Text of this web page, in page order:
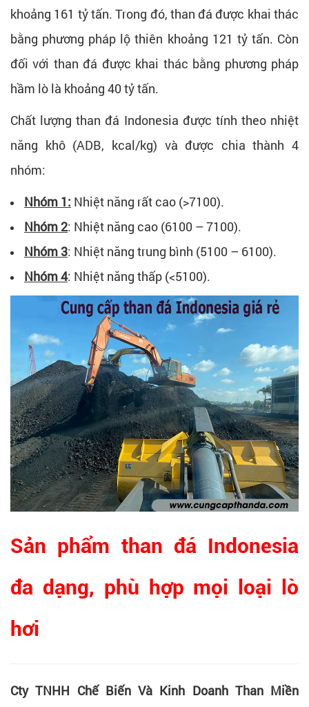
khoảng 161 tỷ tấn. Trong đó, than đá được khai thác
bằng phương pháp lộ thiên khoảng 121 tỷ tấn. Còn
đối với than đá được khai thác bằng phương pháp
hầm lò là khoảng 40 tỷ tấn.
Chất lượng than đá Indonesia được tính theo nhiệt
năng khô (ADB, kcal/kg) và được chia thành 4
nhóm:
Nhóm 1: Nhiệt năng rất cao (>7100).
Nhóm 2: Nhiệt năng cao (6100 – 7100).
Nhóm 3: Nhiệt năng trung bình (5100 – 6100).
Nhóm 4: Nhiệt năng thấp (<5100).
Sản phẩm than đá Indonesia
đa dạng, phù hợp mọi loại lò
hơi
Cty TNHH Chế Biến Và Kinh Doanh Than Miền